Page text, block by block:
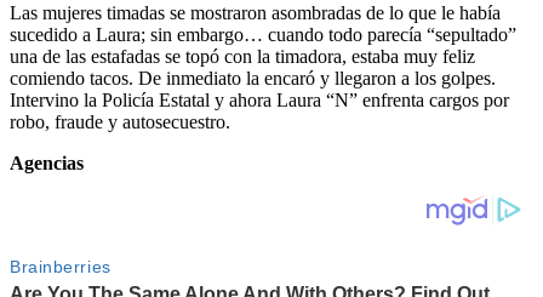
Las mujeres timadas se mostraron asombradas de lo que le había
sucedido a Laura; sin embargo… cuando todo parecía “sepultado”
una de las estafadas se topó con la timadora, estaba muy feliz
comiendo tacos. De inmediato la encaró y llegaron a los golpes.
Intervino la Policía Estatal y ahora Laura “N” enfrenta cargos por
robo, fraude y autosecuestro.
Agencias